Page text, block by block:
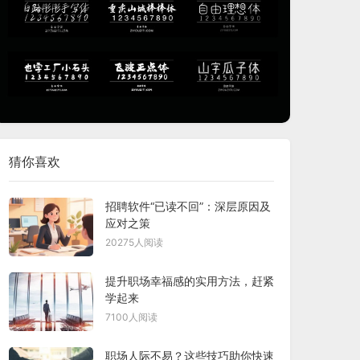
猜你喜欢
招聘软件“已读不回”：深层原因及
应对之策
20275人阅读
提升职场幸福感的实用方法，赶紧
学起来
7100人阅读
职场人际不易？这些技巧助你快速